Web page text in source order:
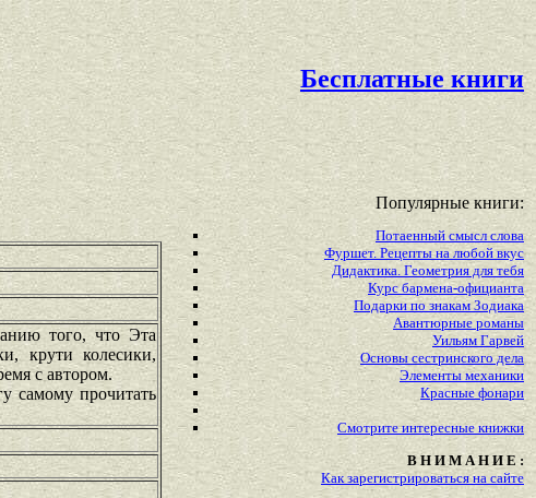
Бесплатные книги
того, что Эта
крути колесики,
с автором.
самому прочитать
Популярные книги:
Потаенный смысл слова
Фуршет. Рецепты на любой вкус
Дидактика. Геометрия для тебя
Курс бармена-официанта
Подарки по знакам Зодиака
Авантюрные романы
Уильям Гарвей
Основы сестринского дела
Элементы механики
Красные фонари
Смотритеинтересные книжки
В Н И М А Н И Е :
Как зарегистрироваться на сайте